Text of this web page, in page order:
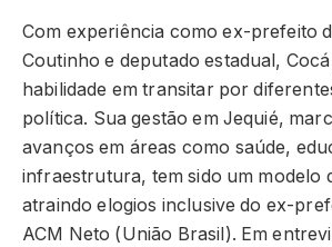
Com experiência como ex-prefeito
Coutinho e deputado estadual,
habilidade em transitar por
política. Sua gestão em Jequié,
avanços em áreas como saúde,
infraestrutura, tem sido um modelo
atraindo elogios inclusive do ex-
ACM Neto (União Brasil). Em